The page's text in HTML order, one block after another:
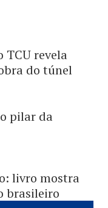
TCU revela
do túnel
pilar da
livro mostra
brasileiro